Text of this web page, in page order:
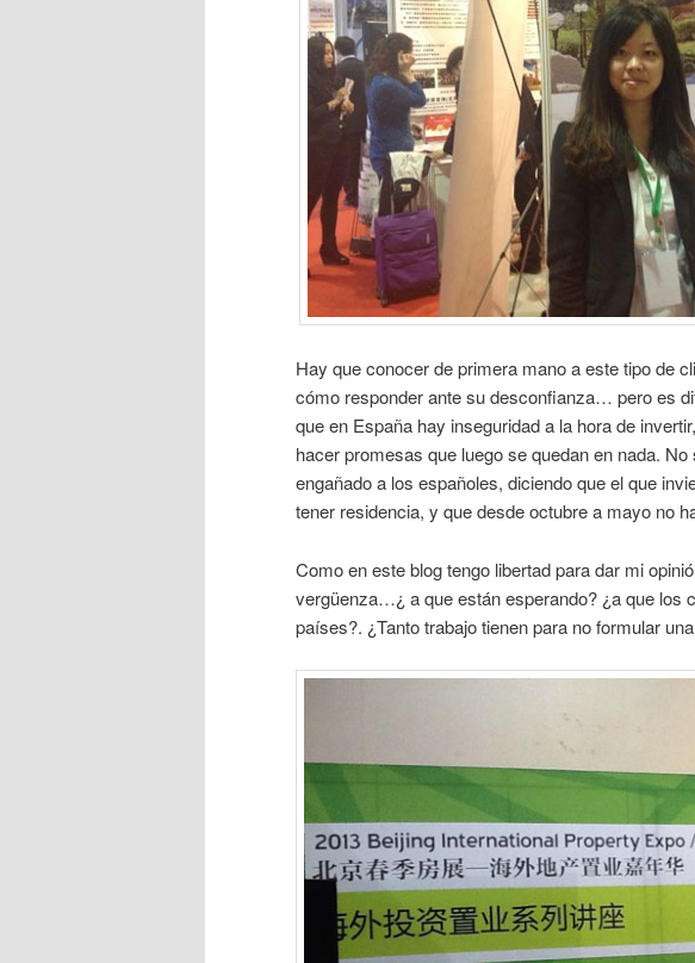
Hay que conocer de primera mano a este tipo de
cómo responder ante su desconfianza… pero es
que en España hay inseguridad a la hora de
hacer promesas que luego se quedan en nada.
engañado a los españoles, diciendo que el que
tener residencia, y que desde octubre a mayo no
Como en este blog tengo libertad para dar mi
vergüenza…¿ a que están esperando? ¿a que los
países?. ¿Tanto trabajo tienen para no formular